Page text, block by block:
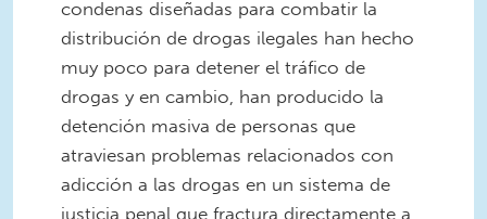
condenas diseñadas para combatir la
distribución de drogas ilegales han hecho
muy poco para detener el tráfico de
drogas y en cambio, han producido la
detención masiva de personas que
atraviesan problemas relacionados con
adicción a las drogas en un sistema de
justicia penal que fractura directamente a